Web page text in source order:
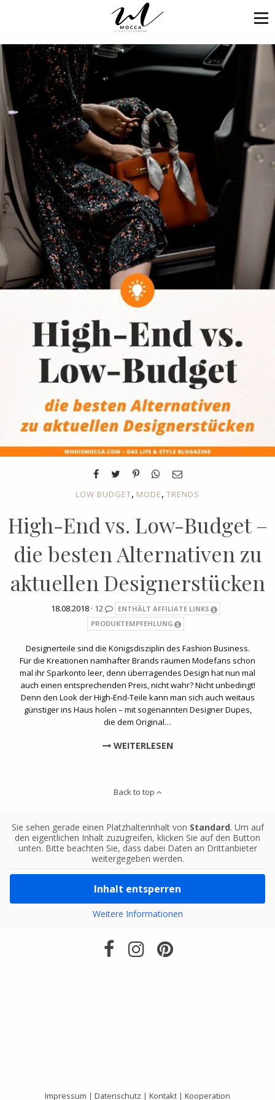
LOW BUDGET, MODE, TRENDS
High-End vs. Low-Budget –
die besten Alternativen zu
aktuellen Designerstücken
18.08.2018 · 12
ENTHÄLT AFFILIATE LINKS
PRODUKTEMPFEHLUNG
Designerteile sind die Königsdisziplin des Fashion Business.
Für die Kreationen namhafter Brands räumen Modefans schon
mal ihr Sparkonto leer, denn überragendes Design hat nun mal
auch einen entsprechenden Preis, nicht wahr? Nicht unbedingt!
Denn den Look der High-End-Teile kann man sich auch weitaus
günstiger ins Haus holen – mit sogenannten Designer Dupes,
die dem Original…
WEITERLESEN
Back to top
Sie sehen gerade einen Platzhalterinhalt von Standard. Um auf
den eigentlichen Inhalt zuzugreifen, klicken Sie auf den Button
unten. Bitte beachten Sie, dass dabei Daten an Drittanbieter
weitergegeben werden.
Inhalt entsperren
Weitere Informationen
Impressum | Datenschutz | Kontakt | Kooperation